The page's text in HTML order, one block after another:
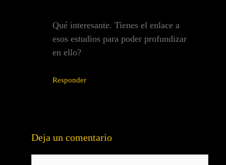
Qué interesante. Tienes el enlace a
esos estudios para poder profundizar
en ello?
Responder
Deja un comentario